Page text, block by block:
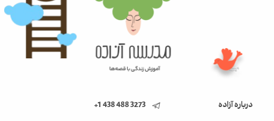
درباره آزاده
3273 488 438 1+